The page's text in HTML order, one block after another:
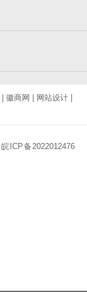
| 徽商网 | 网站设计 |
皖ICP备2022012476